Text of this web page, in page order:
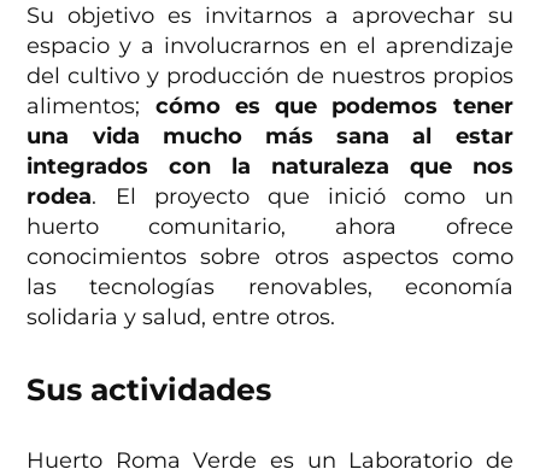
Su objetivo es invitarnos a aprovechar su
espacio y a involucrarnos en el aprendizaje
del cultivo y producción de nuestros propios
alimentos; cómo es que podemos tener
una vida mucho más sana al estar
integrados con la naturaleza que nos
rodea. El proyecto que inició como un
huerto comunitario, ahora ofrece
conocimientos sobre otros aspectos como
las tecnologías renovables, economía
solidaria y salud, entre otros.
Sus actividades
Huerto Roma Verde es un Laboratorio de